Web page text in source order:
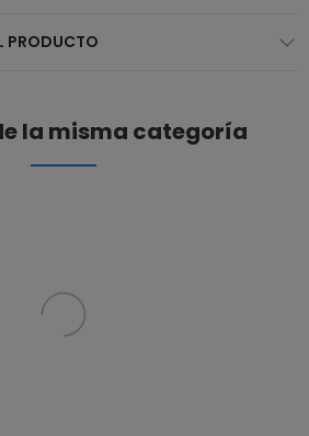
PRODUCTO
la misma categoría